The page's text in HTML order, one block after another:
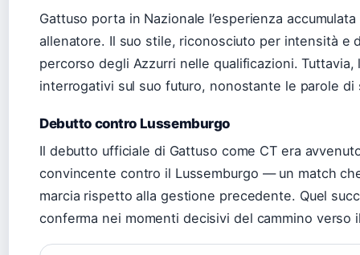
Gattuso porta in Nazionale l’esperienza
allenatore. Il suo stile, riconosciuto per intensità e
percorso degli Azzurri nelle qualificazioni.
interrogativi sul suo futuro, nonostante le parole
Debutto contro Lussemburgo
Il debutto ufficiale di Gattuso come CT era
convincente contro il Lussemburgo — un match
marcia rispetto alla gestione precedente. Quel
conferma nei momenti decisivi del cammino verso